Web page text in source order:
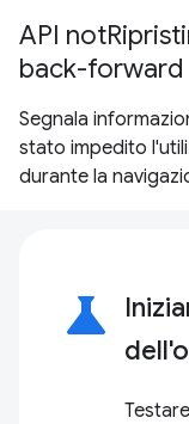
API
back-forward
Segnala
stato impedito
durante la
science